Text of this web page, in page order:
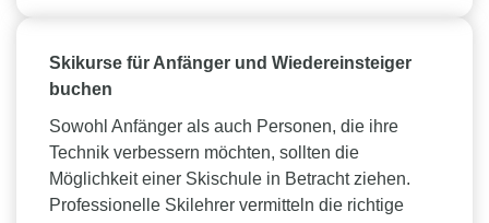
Skikurse für Anfänger und Wiedereinsteiger
buchen
Sowohl Anfänger als auch Personen, die ihre
Technik verbessern möchten, sollten die
Möglichkeit einer Skischule in Betracht ziehen.
Professionelle Skilehrer vermitteln die richtige